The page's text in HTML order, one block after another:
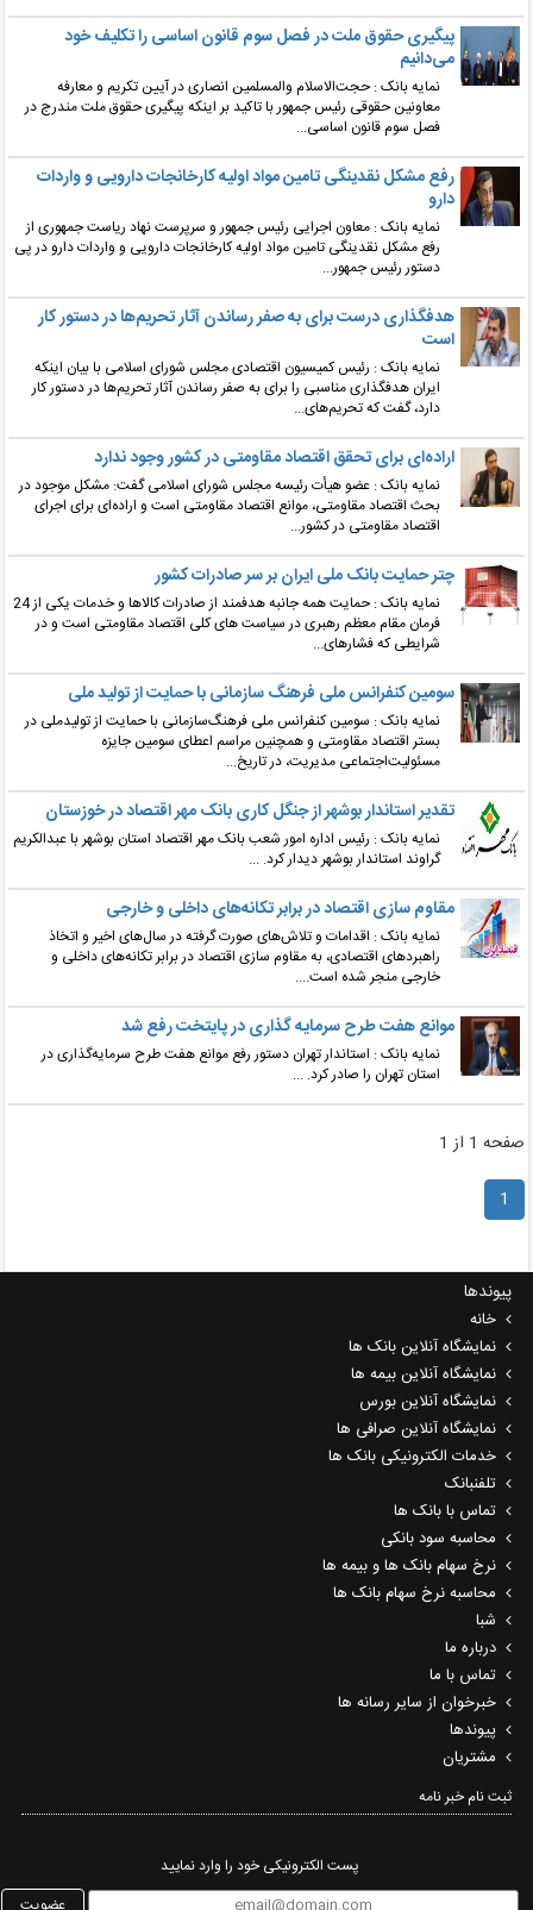
پیگیری حقوق ملت در فصل سوم قانون اساسی را تکلیف خود
می‌دانیم
نمایه بانک : حجت‌الاسلام والمسلمین انصاری در آیین تکریم و معارفه
معاونین حقوقی رئیس جمهور با تاکید بر اینکه پیگیری حقوق ملت مندرج در
فصل سوم قانون اساسی...
رفع مشکل نقدینگی تامین مواد اولیه کارخانجات دارویی و واردات
دارو
نمایه بانک : معاون اجرایی رئیس جمهور و سرپرست نهاد ریاست جمهوری از
رفع مشکل نقدینگی تامین مواد اولیه کارخانجات دارویی و واردات دارو در پی
دستور رئیس جمهور...
هدفگذاری درست برای به صفر رساندن آثار تحریم‌ها در دستور کار
است
نمایه بانک : رئیس کمیسیون اقتصادی مجلس شورای اسلامی با بیان اینکه
ایران هدفگذاری مناسبی را برای به صفر رساندن آثار تحریم‌ها در دستور کار
دارد، گفت که تحریم‌های...
اراده‌ای برای تحقق اقتصاد مقاومتی در کشور وجود ندارد
نمایه بانک : عضو هیأت رئیسه مجلس شورای اسلامی گفت: مشکل موجود در
بحث اقتصاد مقاومتی، موانع اقتصاد مقاومتی است و اراده‌ای برای اجرای
اقتصاد مقاومتی در کشور...
چتر حمایت بانک ملی ایران بر سر صادرات کشور
نمایه بانک : حمایت همه جانبه‌ هدفمند از صادرات کالاها و خدمات یکی از 24
فرمان مقام معظم رهبری در سیاست های کلی اقتصاد مقاومتی است و در
شرایطی که فشارهای...
سومین کنفرانس ملی فرهنگ ‌سازمانی با حمایت از تولید ملی
نمایه بانک : سومین کنفرانس ملی فرهنگ‌سازمانی با حمایت از تولیدملی در
بستر اقتصاد مقاومتی و همچنین مراسم اعطای سومین جایزه
مسئولیت‌اجتماعی مدیریت، در تاریخ...
تقدیر استاندار بوشهر از جنگل کاری بانک مهر اقتصاد در خوزستان
نمایه بانک : رئیس اداره امور شعب بانک مهر اقتصاد استان بوشهر با عبدالکریم
گراوند استاندار بوشهر دیدار کرد. ...
مقاوم سازی اقتصاد در برابر تکانه‌های داخلی و خارجی
نمایه بانک : اقدامات و تلاش‌های صورت گرفته در سال‌های اخیر و اتخاذ
راهبردهای اقتصادی، به مقاوم سازی اقتصاد در برابر تکانه‌های داخلی و
خارجی منجر شده است....
موانع هفت طرح سرمایه‌ گذاری در پایتخت رفع شد
نمایه بانک : استاندار تهران دستور رفع موانع هفت طرح سرمایه‌گذاری در
استان تهران را صادر کرد. ...
صفحه 1 از 1
پیوندها
خانه
نمایشگاه آنلاین بانک ها
نمایشگاه آنلاین بیمه ها
نمایشگاه آنلاین بورس
نمایشگاه آنلاین صرافی ها
خدمات الکترونیکی بانک ها
تلفنبانک
تماس با بانک ها
محاسبه سود بانکی
نرخ سهام بانک ها و بیمه ها
محاسبه نرخ سهام بانک ها
شبا
درباره ما
تماس با ما
خبرخوان از سایر رسانه ها
پیوندها
مشتریان
ثبت نام خبر نامه‌
پست الکترونیکی خود را وارد نمایید
عضویت